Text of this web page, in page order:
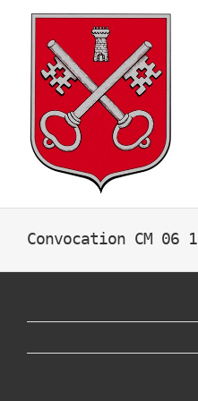
content
Convocation CM 06